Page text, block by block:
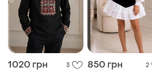
1020 грн 3 850 грн 2